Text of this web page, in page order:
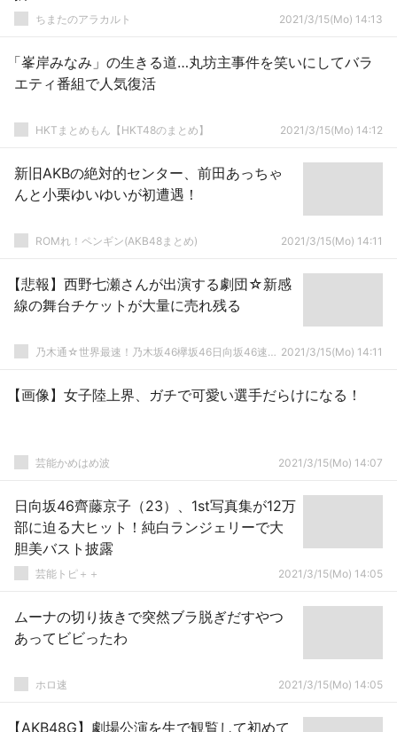
ちまたのアラカルト 2021/3/15(Mo) 14:13
「峯岸みなみ」の生きる道…丸坊主事件を笑いにしてバラ
エティ番組で人気復活
HKTまとめもん【HKT48のまとめ】 2021/3/15(Mo) 14:12
新旧AKBの絶対的センター、前田あっちゃ
んと小栗ゆいゆいが初遭遇！
ROMれ！ペンギン(AKB48まとめ) 2021/3/15(Mo) 14:11
【悲報】西野七瀬さんが出演する劇団☆新感
線の舞台チケットが大量に売れ残る
乃木通☆世界最速！乃木坂46欅坂46日向坂46速報まとめ 2021/3/15(Mo) 14:11
【画像】女子陸上界、ガチで可愛い選手だらけになる！
芸能かめはめ波 2021/3/15(Mo) 14:07
日向坂46齊藤京子（23）、1st写真集が12万
部に迫る大ヒット！純白ランジェリーで大
胆美バスト披露
芸能トピ＋＋ 2021/3/15(Mo) 14:05
ムーナの切り抜きで突然ブラ脱ぎだすやつ
あってビビったわ
ホロ速 2021/3/15(Mo) 14:05
【AKB48G】劇場公演を生で観覧して初めて